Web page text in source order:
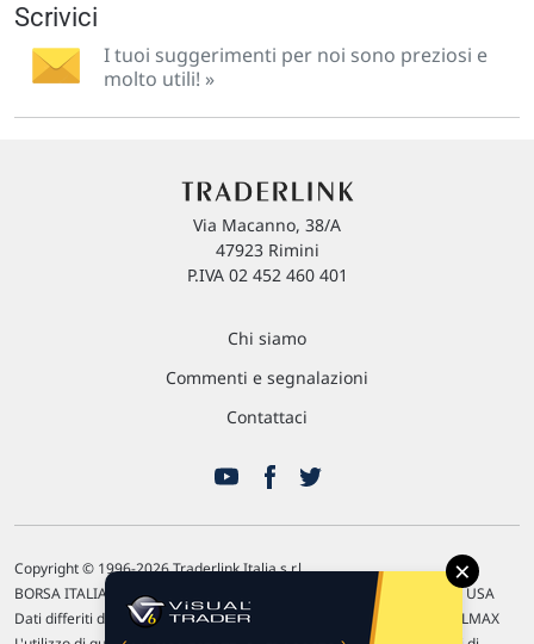
Scrivici
I tuoi suggerimenti per noi sono preziosi e
molto utili! »
Via Macanno, 38/A
47923 Rimini
P.IVA 02 452 460 401
Chi siamo
Commenti e segnalazioni
Contattaci
Copyright © 1996-2026 Traderlink Italia s.r.l.
BORSA ITALIANA Quotazioni di borsa differite di 15 min. / MERCATO USA
Dati differiti di 15 min. (fonte Intrinio) / FOREX Quotazioni fornite da LMAX
×